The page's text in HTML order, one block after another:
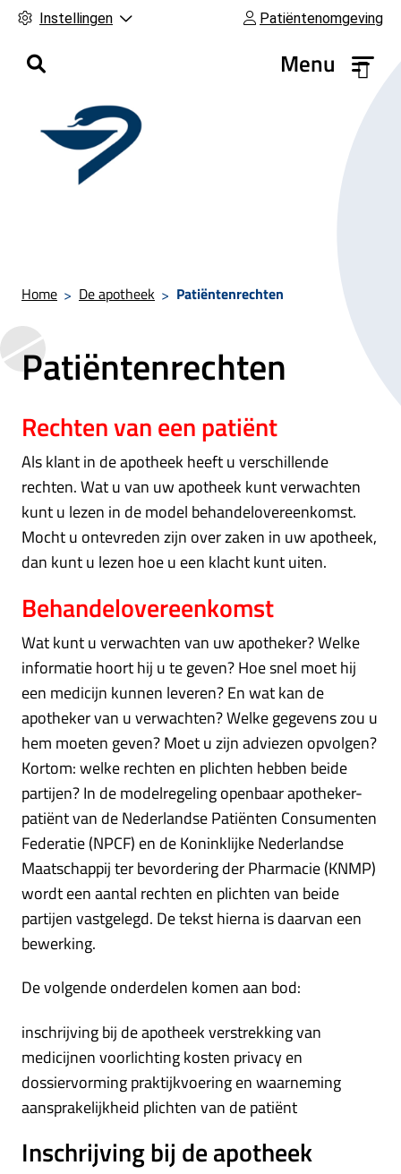
Instellingen Patiëntenomgeving
Menu
Home De apotheek Patiëntenrechten
Patiëntenrechten
Rechten van een patiënt
Als klant in de apotheek heeft u verschillende
rechten. Wat u van uw apotheek kunt verwachten
kunt u lezen in de model behandelovereenkomst.
Mocht u ontevreden zijn over zaken in uw apotheek,
dan kunt u lezen hoe u een klacht kunt uiten.
Behandelovereenkomst
Wat kunt u verwachten van uw apotheker? Welke
informatie hoort hij u te geven? Hoe snel moet hij
een medicijn kunnen leveren? En wat kan de
apotheker van u verwachten? Welke gegevens zou u
hem moeten geven? Moet u zijn adviezen opvolgen?
Kortom: welke rechten en plichten hebben beide
partijen? In de modelregeling openbaar apotheker-
patiënt van de Nederlandse Patiënten Consumenten
Federatie (NPCF) en de Koninklijke Nederlandse
Maatschappij ter bevordering der Pharmacie (KNMP)
wordt een aantal rechten en plichten van beide
partijen vastgelegd. De tekst hierna is daarvan een
bewerking.
De volgende onderdelen komen aan bod:
inschrijving bij de apotheek verstrekking van
medicijnen voorlichting kosten privacy en
dossiervorming praktijkvoering en waarneming
aansprakelijkheid plichten van de patiënt
Inschrijving bij de apotheek